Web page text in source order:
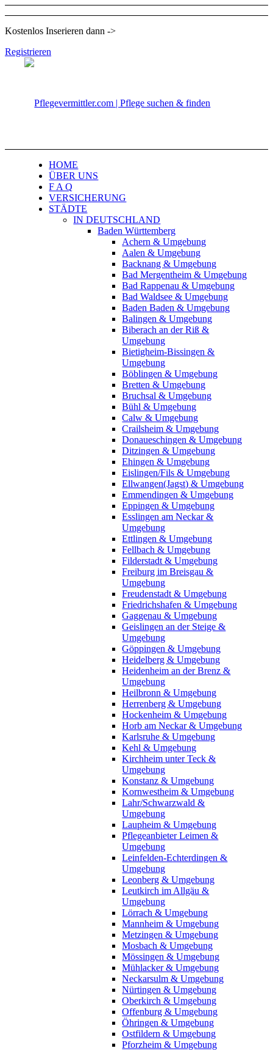
Kostenlos Inserieren dann ->
Registrieren
HOME
ÜBER UNS
F A Q
VERSICHERUNG
STÄDTE
IN DEUTSCHLAND
Baden Württemberg
Achern & Umgebung
Aalen & Umgebung
Backnang & Umgebung
Bad Mergentheim & Umgebung
Bad Rappenau & Umgebung
Bad Waldsee & Umgebung
Baden Baden & Umgebung
Balingen & Umgebung
Biberach an der Riß &
Umgebung
Bietigheim-Bissingen &
Umgebung
Böblingen & Umgebung
Bretten & Umgebung
Bruchsal & Umgebung
Bühl & Umgebung
Calw & Umgebung
Crailsheim & Umgebung
Donaueschingen & Umgebung
Ditzingen & Umgebung
Ehingen & Umgebung
Eislingen/Fils & Umgebung
Ellwangen(Jagst) & Umgebung
Emmendingen & Umgebung
Eppingen & Umgebung
Esslingen am Neckar &
Umgebung
Ettlingen & Umgebung
Fellbach & Umgebung
Filderstadt & Umgebung
Freiburg im Breisgau &
Umgebung
Freudenstadt & Umgebung
Friedrichshafen & Umgebung
Gaggenau & Umgebung
Geislingen an der Steige &
Umgebung
Göppingen & Umgebung
Heidelberg & Umgebung
Heidenheim an der Brenz &
Umgebung
Heilbronn & Umgebung
Herrenberg & Umgebung
Hockenheim & Umgebung
Horb am Neckar & Umgebung
Karlsruhe & Umgebung
Kehl & Umgebung
Kirchheim unter Teck &
Umgebung
Konstanz & Umgebung
Kornwestheim & Umgebung
Lahr/Schwarzwald &
Umgebung
Laupheim & Umgebung
Pflegeanbieter Leimen &
Umgebung
Leinfelden-Echterdingen &
Umgebung
Leonberg & Umgebung
Leutkirch im Allgäu &
Umgebung
Lörrach & Umgebung
Mannheim & Umgebung
Metzingen & Umgebung
Mosbach & Umgebung
Mössingen & Umgebung
Mühlacker & Umgebung
Neckarsulm & Umgebung
Nürtingen & Umgebung
Oberkirch & Umgebung
Offenburg & Umgebung
Öhringen & Umgebung
Ostfildern & Umgebung
Pforzheim & Umgebung